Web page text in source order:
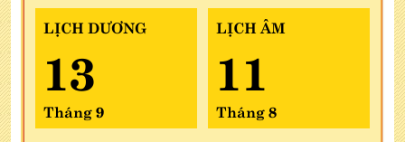
LỊCH DƯƠNG
13
Tháng 9
LỊCH ÂM
11
Tháng 8